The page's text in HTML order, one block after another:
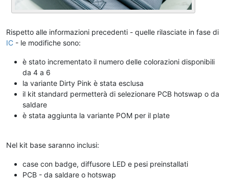
Rispetto alle informazioni precedenti - quelle rilasciate in fase di
IC - le modifiche sono:
è stato incrementato il numero delle colorazioni disponibili
da 4 a 6
la variante Dirty Pink è stata esclusa
il kit standard permetterà di selezionare PCB hotswap o da
saldare
è stata aggiunta la variante POM per il plate
Nel kit base saranno inclusi:
case con badge, diffusore LED e pesi preinstallati
PCB - da saldare o hotswap